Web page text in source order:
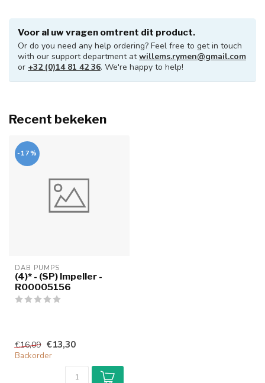
Voor al uw vragen omtrent dit product.
Or do you need any help ordering? Feel free to get in touch
with our support department atwillems.rymen@gmail.com
or +32 (0)14 81 42 36. We're happy to help!
Recent bekeken
-17%
DAB PUMPS
(4)* - (SP) Impeller -
R00005156
€16,09 €13,30
Backorder